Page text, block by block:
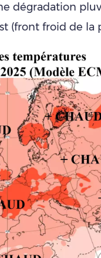
dégradation
(front froid de la